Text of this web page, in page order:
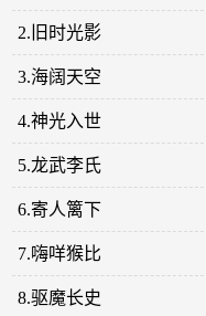
2.旧时光影
3.海阔天空
4.神光入世
5.龙武李氏
6.寄人篱下
7.嗨咩猴比
8.驱魔长史